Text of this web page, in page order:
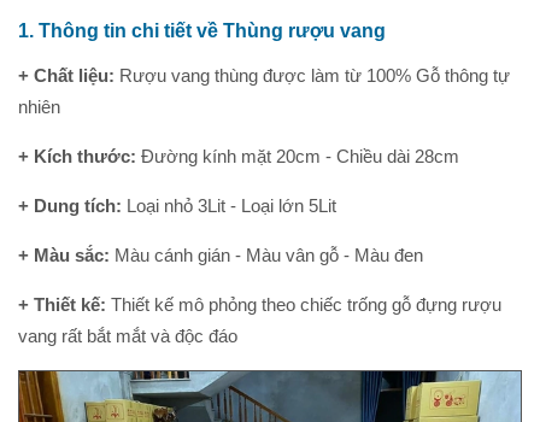
1. Thông tin chi tiết về Thùng rượu vang
+ Chất liệu: Rượu vang thùng được làm từ 100% Gỗ thông tự
nhiên
+ Kích thước: Đường kính mặt 20cm - Chiều dài 28cm
+ Dung tích: Loại nhỏ 3Lit - Loại lớn 5Lit
+ Màu sắc: Màu cánh gián - Màu vân gỗ - Màu đen
+ Thiết kế: Thiết kế mô phỏng theo chiếc trống gỗ đựng rượu
vang rất bắt mắt và độc đáo